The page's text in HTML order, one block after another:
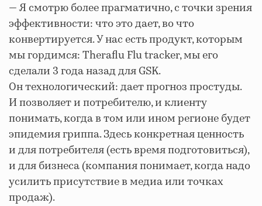
— Я смотрю более прагматично, с точки зрения
эффективности: что это дает, во что
конвертируется. У нас есть продукт, которым
мы гордимся: Theraflu Flu tracker, мы его
сделали 3 года назад для GSK.
Он технологический: дает прогноз простуды.
И позволяет и потребителю, и клиенту
понимать, когда в том или ином регионе будет
эпидемия гриппа. Здесь конкретная ценность
и для потребителя (есть время подготовиться),
и для бизнеса (компания понимает, когда надо
усилить присутствие в медиа или точках
продаж).